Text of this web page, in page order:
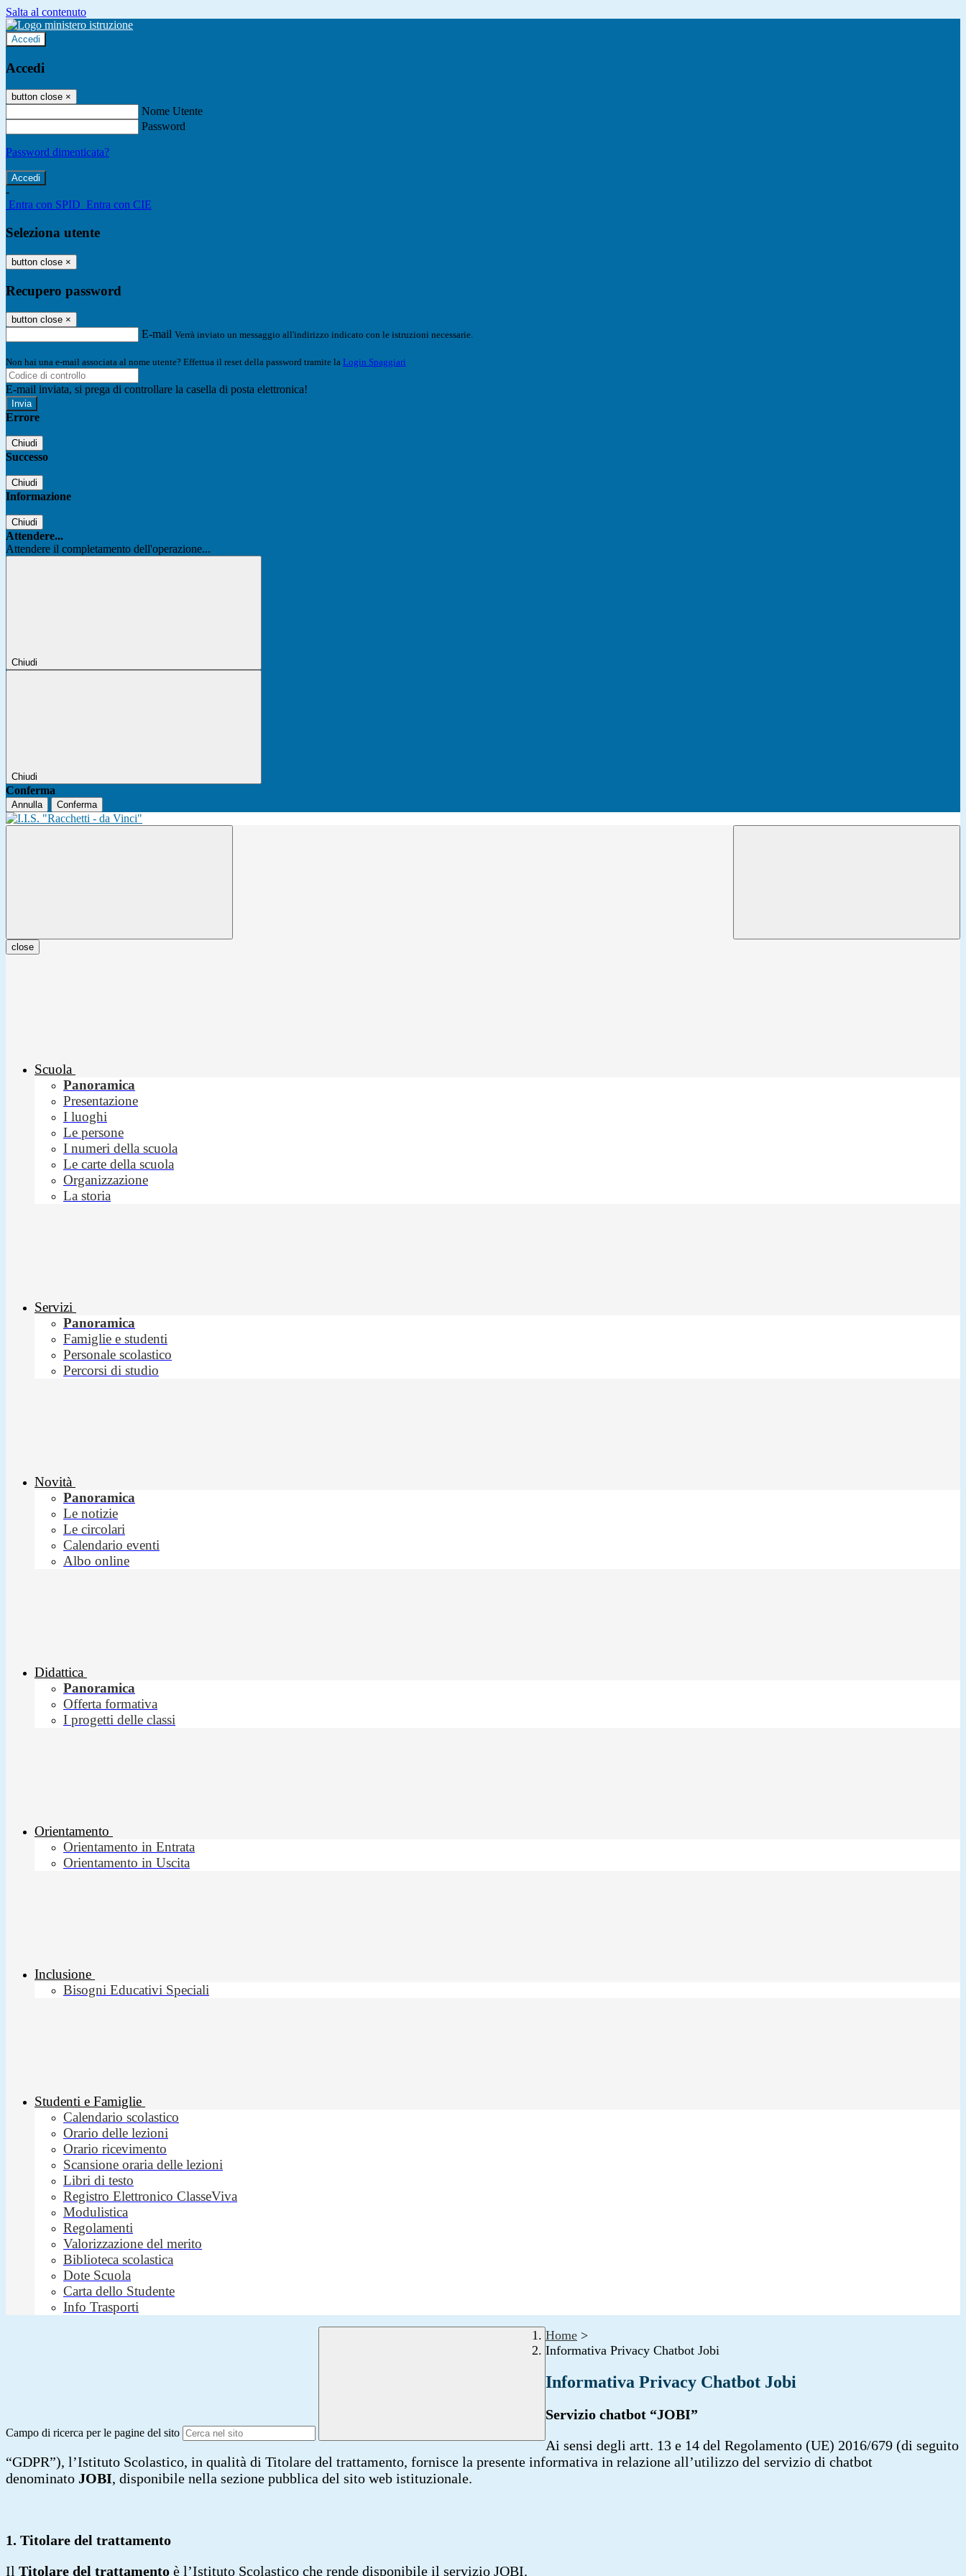
Salta al contenuto
Accedi
Accedi
button close ×
Nome Utente
Password
Password dimenticata?
-
Entra con SPID Entra con CIE
Seleziona utente
button close ×
Recupero password
button close ×
E-mail Verrà inviato un messaggio all'indirizzo indicato con le istruzioni necessarie.
Non hai una e-mail associata al nome utente? Effettua il reset della password tramite la Login Spaggiari
E-mail inviata, si prega di controllare la casella di posta elettronica!
Errore
Chiudi
Successo
Chiudi
Informazione
Chiudi
Attendere...
Attendere il completamento dell'operazione...
Chiudi
Chiudi
Conferma
Annulla Conferma
close
Scuola
Panoramica
Presentazione
I luoghi
Le persone
I numeri della scuola
Le carte della scuola
Organizzazione
La storia
Servizi
Panoramica
Famiglie e studenti
Personale scolastico
Percorsi di studio
Novità
Panoramica
Le notizie
Le circolari
Calendario eventi
Albo online
Didattica
Panoramica
Offerta formativa
I progetti delle classi
Orientamento
Orientamento in Entrata
Orientamento in Uscita
Inclusione
Bisogni Educativi Speciali
Studenti e Famiglie
Calendario scolastico
Orario delle lezioni
Orario ricevimento
Scansione oraria delle lezioni
Libri di testo
Registro Elettronico ClasseViva
Modulistica
Regolamenti
Valorizzazione del merito
Biblioteca scolastica
Dote Scuola
Carta dello Studente
Info Trasporti
Campo di ricerca per le pagine del sito
Home >
Informativa Privacy Chatbot Jobi
Informativa Privacy Chatbot Jobi
Servizio chatbot “JOBI”
Ai sensi degli artt. 13 e 14 del Regolamento (UE) 2016/679 (di seguito
“GDPR”), l’Istituto Scolastico, in qualità di Titolare del trattamento, fornisce la presente informativa in relazione all’utilizzo del servizio di chatbot
denominato JOBI, disponibile nella sezione pubblica del sito web istituzionale.
1. Titolare del trattamento
Il Titolare del trattamento è l’Istituto Scolastico che rende disponibile il servizio JOBI.